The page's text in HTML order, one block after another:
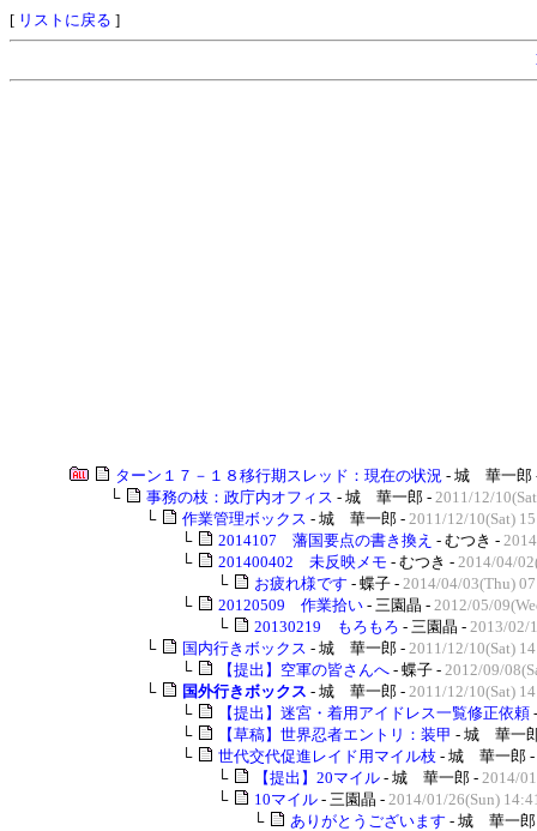
[ リストに戻る ]
ターン１７－１８移行期スレッド：現在の状況 - 城 華一郎
└
事務の枝：政庁内オフィス - 城 華一郎 - 2011/12/
└
作業管理ボックス - 城 華一郎 - 2011/12/10(Sat)
└
2014107 藩国要点の書き換え - むつき -
└
201400402 未反映メモ - むつき - 2014/04/
└
お疲れ様です - 蝶子 - 2014/04/03(Thu)
└
20120509 作業拾い - 三園晶 - 2012/05/
└
20130219 もろもろ - 三園晶 - 2013/02/
└
国内行きボックス - 城 華一郎 - 2011/12/10(Sat)
└
【提出】空軍の皆さんへ - 蝶子 - 2012/09/
└
国外行きボックス - 城 華一郎 - 2011/12/10(Sat)
└
【提出】迷宮・着用アイドレス一覧修正依頼
└
【草稿】世界忍者エントリ：装甲 - 城 華一
└
世代交代促進レイド用マイル枝 - 城 華一郎 -
└
【提出】20マイル - 城 華一郎 - 2014/
└
10マイル - 三園晶 - 2014/01/26(Sun)
└
ありがとうございます - 城 華一